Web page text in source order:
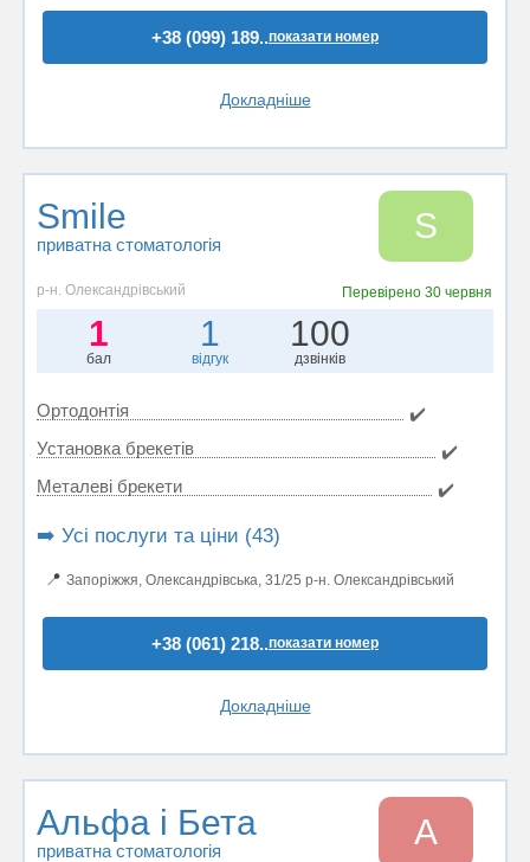
+38 (099) 189..показати номер
Докладніше
Smile
приватна стоматологія S
р-н. Олександрівський Перевірено30 червня
1
бал
1
відгук
100
дзвінків
Ортодонтія
✔️
Установка брекетів
✔️
Металеві брекети
✔️
➡️ Усі послуги та ціни (43)
📍 Запоріжжя, Олександрівська, 31/25 р-н. Олександрівський
+38 (061) 218..показати номер
Докладніше
Альфа і Бета
приватна стоматологія А